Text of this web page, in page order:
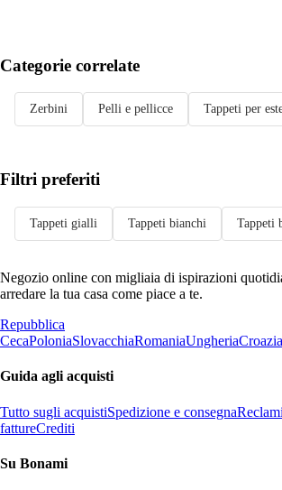
Categorie correlate
Zerbini Pelli e pellicce Tappeti per
Filtri preferiti
Tappeti gialli Tappeti bianchi Tappeti
Negozio online con migliaia di ispirazioni
arredare la tua casa come piace a te.
Repubblica
CecaPoloniaSlovacchiaRomaniaUngheriaCroazia
Guida agli acquisti
Tutto sugli acquistiSpedizione e consegna
fattureCrediti
Su Bonami